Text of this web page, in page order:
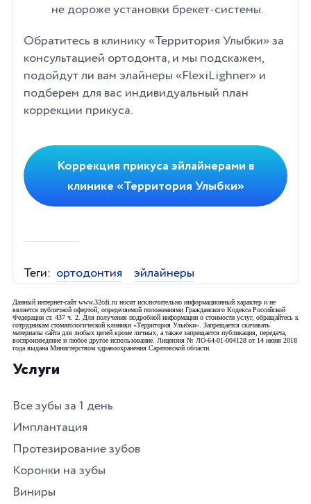
не дороже установки брекет-системы.
Обратитесь в клинику «Территория Улыбки» за
консультацией ортодонта, и мы подскажем,
подойдут ли вам элайнеры «FlexiLighner» и
подберем для вас индивидуальный план
коррекции прикуса.
Коррекция прикуса эйлайнерами в
клинике «Территория Улыбки»
Теги: ортодонтия эйлайнеры
Данный интернет-сайт www.32cdi.ru носит исключительно информационный характер и не
является публичной офертой, определяемой положениями Гражданского Кодекса Российской
Федерации ст. 437 ч. 2. Для получения подробной информации о стоимости услуг, обращайтесь к
сотрудникам стоматологической клиники «Территория Улыбки». Запрещается скачивать
материалы сайта для любых целей кроме личных, а также запрещается публикация, передача,
воспроизведение и любое другое использование. Лицензия № ЛО-64-01-004128 от 14 июня 2018
года выдана Министерством здравоохранения Саратовской области.
Услуги
Все зубы за 1 день
Имплантация
Протезирование зубов
Коронки на зубы
Виниры